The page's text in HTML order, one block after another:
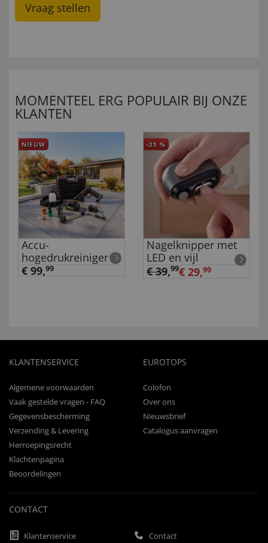
Vraag stellen
MOMENTEEL ERG POPULAIR BIJ ONZE
KLANTEN
NIEUW
Accu-
hogedrukreiniger
€ 99,99
-25 %
Nagelknipper met
LED en vijl
€ 39,99€ 29,99
KLANTENSERVICE
Algemene voorwaarden
Vaak gestelde vragen - FAQ
Gegevensbescherming
Verzending & Levering
Herroepingsrecht
Klachtenpagina
Beoordelingen
EUROTOPS
Colofon
Over ons
Nieuwsbrief
Catalogus aanvragen
CONTACT
Klantenservice Contact